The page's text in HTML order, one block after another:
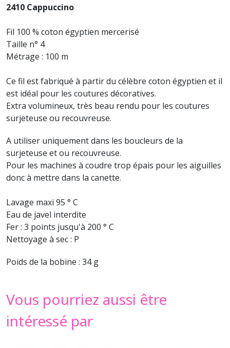
2410 Cappuccino
Fil 100 % coton égyptien mercerisé
Taille n° 4
Métrage : 100 m
Ce fil est fabriqué à partir du célèbre coton égyptien et il
est idéal pour les coutures décoratives.
Extra volumineux, très beau rendu pour les coutures
surjeteuse ou recouvreuse.
A utiliser uniquement dans les boucleurs de la
surjeteuse et ou recouvreuse.
Pour les machines à coudre trop épais pour les aiguilles
donc à mettre dans la canette.
Lavage maxi 95 ° C
Eau de javel interdite
Fer : 3 points jusqu'à 200 ° C
Nettoyage à sec : P
Poids de la bobine : 34 g
Vous pourriez aussi être
intéressé par